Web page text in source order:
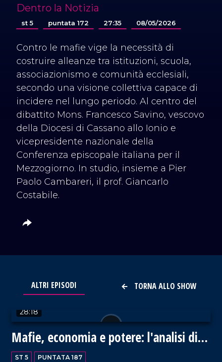
Dentro la Notizia
st 5 puntata 172 27:35 08/05/2026
Contro le mafie vige la necessità di
costruire alleanze tra istituzioni, scuola,
associazionismo e comunità ecclesiali,
secondo una visione collettiva capace di
incidere nel lungo periodo. Al centro del
dibattito Mons. Francesco Savino, vescovo
della Diocesi di Cassano allo Ionio e
vicepresidente nazionale della
Conferenza episcopale italiana per il
Mezzogiorno. In studio, insieme a Pier
Paolo Cambareri, il prof. Giancarlo
Costabile.
TORNA ALLO SHOW
ALTRI EPISODI
28:18
Mafie, economia e potere: l'analisi di
Nicaso
ST 5 PUNTATA 187